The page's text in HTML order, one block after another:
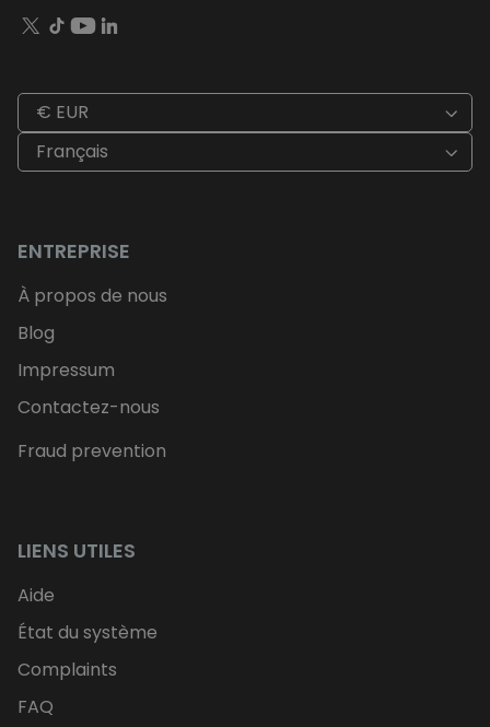
€ EUR
Français
ENTREPRISE
À propos de nous
Blog
Impressum
Contactez-nous
Fraud prevention
LIENS UTILES
Aide
État du système
Complaints
FAQ